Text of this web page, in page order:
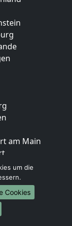
am Main
um die
Cookies